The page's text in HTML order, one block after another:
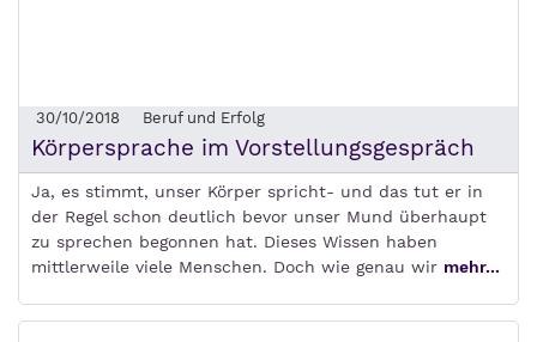
30/10/2018 Beruf und Erfolg
Körpersprache im Vorstellungsgespräch
Ja, es stimmt, unser Körper spricht- und das tut er in
der Regel schon deutlich bevor unser Mund überhaupt
zu sprechen begonnen hat. Dieses Wissen haben
mittlerweile viele Menschen. Doch wie genau wir mehr...